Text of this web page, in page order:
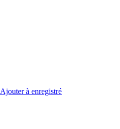
Ajouter à enregistré